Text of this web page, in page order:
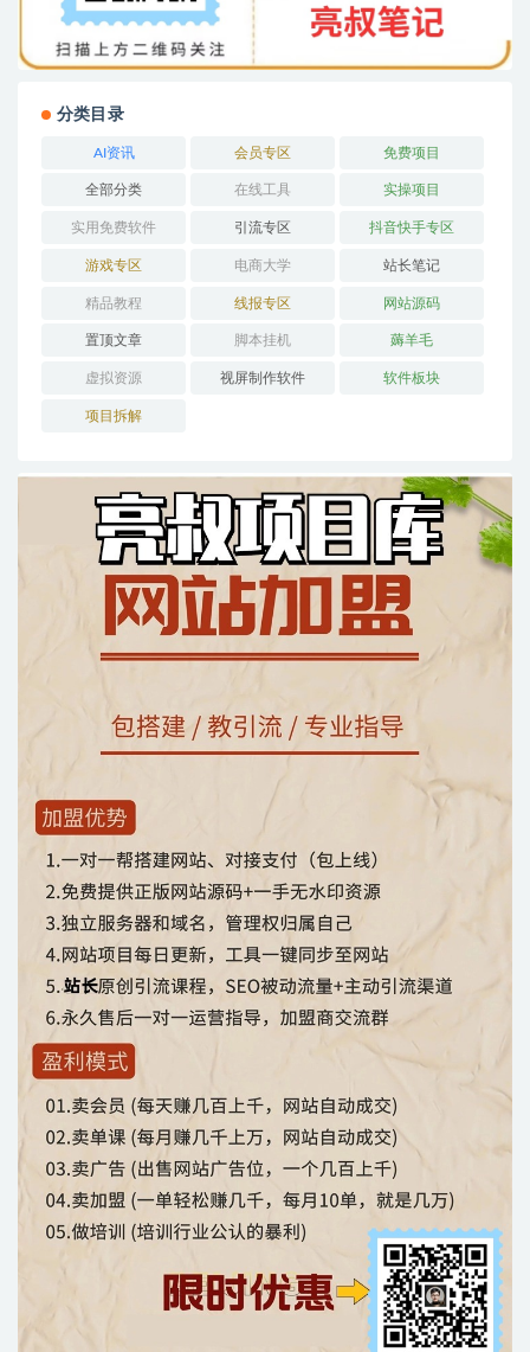
分类目录
AI资讯 会员专区 免费项目
全部分类 在线工具 实操项目
实用免费软件 引流专区 抖音快手专区
游戏专区 电商大学 站长笔记
精品教程 线报专区 网站源码
置顶文章 脚本挂机 薅羊毛
虚拟资源 视屏制作软件 软件板块
项目拆解